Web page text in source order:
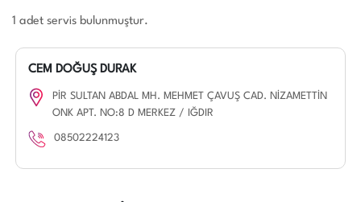
1 adet servis bulunmuştur.
CEM DOĞUŞ DURAK
PİR SULTAN ABDAL MH. MEHMET ÇAVUŞ CAD. NİZAMETTİN
ONK APT. NO:8 D MERKEZ / IĞDIR
08502224123